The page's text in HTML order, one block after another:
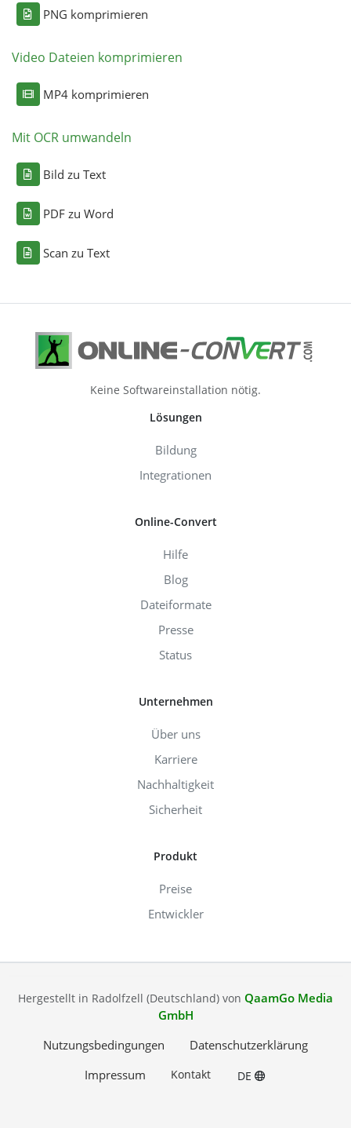
PNG komprimieren
Video Dateien komprimieren
MP4 komprimieren
Mit OCR umwandeln
Bild zu Text
PDF zu Word
Scan zu Text
Keine Softwareinstallation nötig.
Lösungen
Bildung
Integrationen
Online-Convert
Hilfe
Blog
Dateiformate
Presse
Status
Unternehmen
Über uns
Karriere
Nachhaltigkeit
Sicherheit
Produkt
Preise
Entwickler
Hergestellt in Radolfzell (Deutschland) von QaamGo Media
GmbH
Nutzungsbedingungen
Datenschutzerklärung
Impressum
Kontakt DE